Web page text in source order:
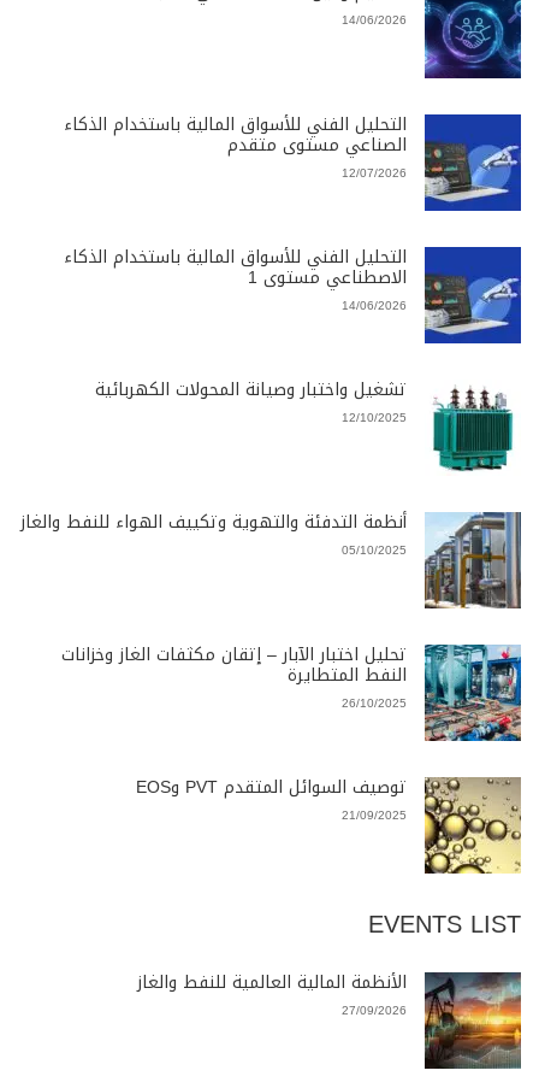
14/06/2026
التحليل الفني للأسواق المالية باستخدام الذكاء
الصناعي مستوى متقدم
12/07/2026
التحليل الفني للأسواق المالية باستخدام الذكاء
الاصطناعي مستوى 1
14/06/2026
تشغيل واختبار وصيانة المحولات الكهربائية
12/10/2025
أنظمة التدفئة والتهوية وتكييف الهواء للنفط والغاز
05/10/2025
تحليل اختبار الآبار – إتقان مكثفات الغاز وخزانات
النفط المتطايرة
26/10/2025
توصيف السوائل المتقدم PVT وEOS
21/09/2025
EVENTS LIST
الأنظمة المالية العالمية للنفط والغاز
27/09/2026